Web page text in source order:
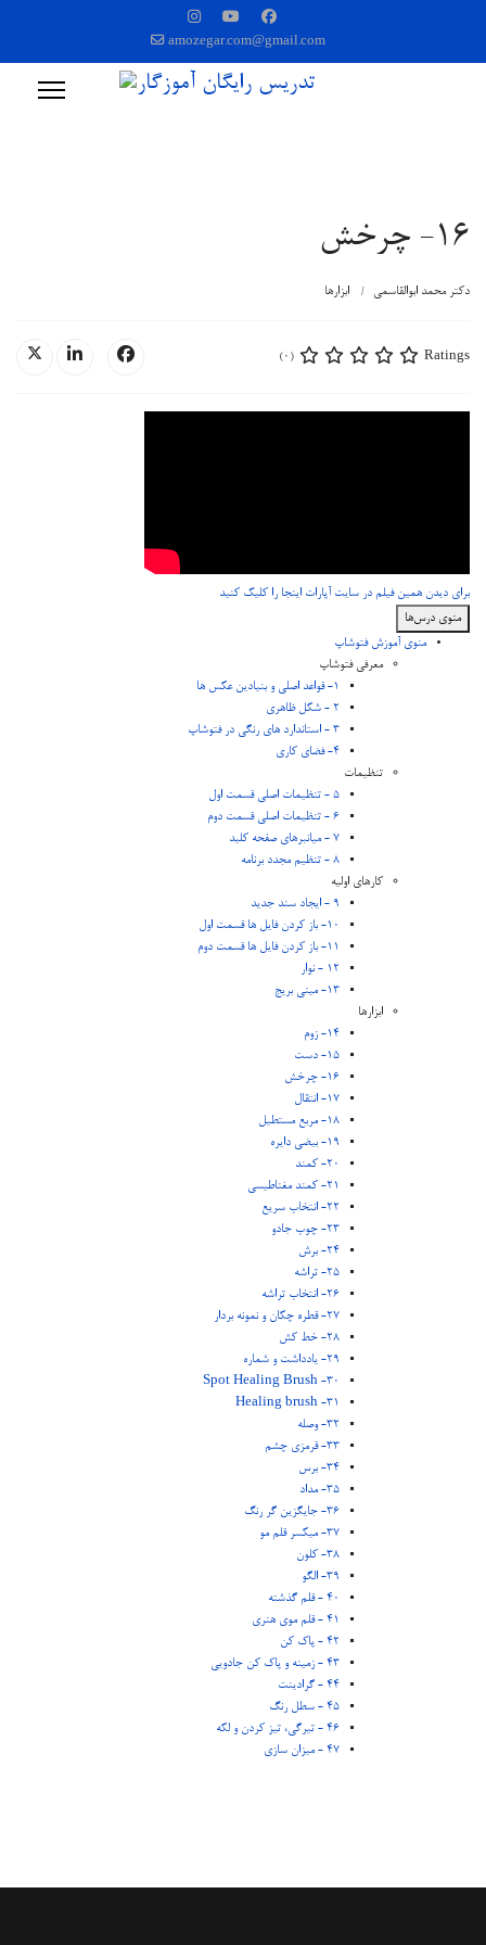
amozegar.com@gmail.com
16- چرخش
دکتر محمد ابوالقاسمی ابزارها
Ratings
(0)
برای دیدن همین فیلم در سایت آپارات اینجا را کلیک کنید
منوی درس‌ها
منوی آموزش فتوشاپ
معرفی فتوشاپ
1- قواعد اصلی و بنیادین عکس ها
2 - شکل ظاهری
3 - استاندارد های رنگی در فتوشاپ
4- فضای کاری
تنظیمات
5 - تنظیمات اصلی قسمت اول
6 - تنظیمات اصلی قسمت دوم
7 - میانبرهای صفحه کلید
8 - تنظیم مجدد برنامه
کارهای اولیه
9 - ایجاد سند جدید
10- باز کردن فایل ها قسمت اول
11- باز کردن فایل ها قسمت دوم
12 - نوار
13- مینی بریج
ابزارها
14- زوم
15- دست
16- چرخش
17- انتقال
18- مربع مستطیل
19- بیضی دایره
20- کمند
21- کمند مغناطیسی
22- انتخاب سریع
23- چوب جادو
24- برش
25- تراشه
26- انتخاب تراشه
27- قطره چکان و نمونه بردار
28- خط کش
29- یادداشت و شماره
30- Spot Healing Brush
31- Healing brush
32- وصله
33- قرمزی چشم
34- برس
35- مداد
36- جایگزین گر رنگ
37- میکسر قلم مو
38- کلون
39- الگو
40 - قلم گذشته
41 - قلم موی هنری
42 - پاک کن
43 - زمینه و پاک کن جادویی
44 - گرادینت
45 - سطل رنگ
46 - تیرگی، تیز کردن و لکه
47 - میزان سازی